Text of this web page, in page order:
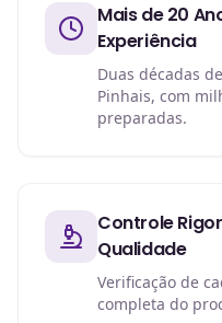
Mais de 20
Experiência
Duas décadas
Pinhais, com
preparadas.
Controle
Qualidade
Verificação de
completa do